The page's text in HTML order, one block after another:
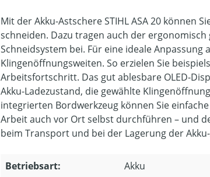
Mit der Akku-Astschere STIHL ASA 20 können
schneiden. Dazu tragen auch der
Schneidsystem bei. Für eine ideale
Klingenöffnungsweiten. So erzielen Sie
Arbeitsfortschritt. Das gut ablesbare OLED-
Akku-Ladezustand, die gewählte
integrierten Bordwerkzeug können Sie
Arbeit auch vor Ort selbst durchführen – und
beim Transport und bei der Lagerung der
Betriebsart:
Akku